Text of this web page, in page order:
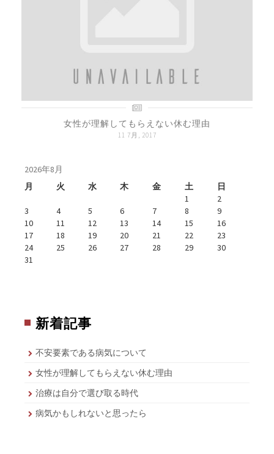
女性が理解してもらえない休む理由
11 7月, 2017
2026年8月
月
火 水 木 金 土
日
1
2
3
4 5 6 7 8
9
10
11 12 13 14 15
16
17
18 19 20 21 22
23
24
25 26 27 28 29
30
31
新着記事
不安要素である病気について
女性が理解してもらえない休む理由
治療は自分で選び取る時代
病気かもしれないと思ったら